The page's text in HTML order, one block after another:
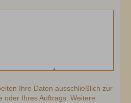
Ihre Daten ausschließlich zur
oder Ihres Auftrags. Weitere